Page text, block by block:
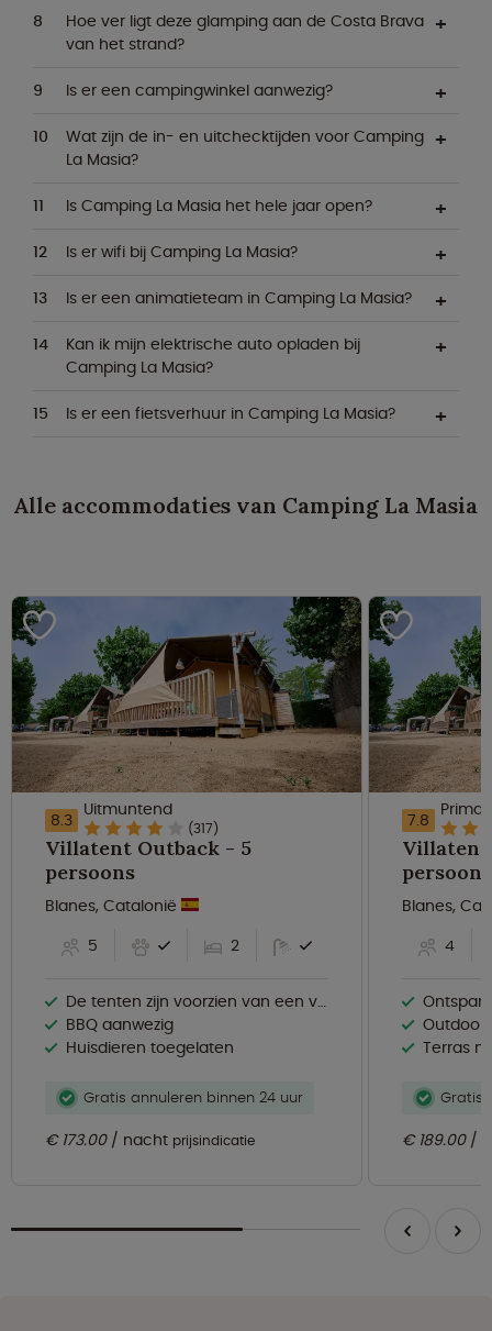
Hoe ver ligt deze glamping aan de Costa Brava
van het strand?
Is er een campingwinkel aanwezig?
Wat zijn de in- en uitchecktijden voor Camping
La Masia?
Is Camping La Masia het hele jaar open?
Is er wifi bij Camping La Masia?
Is er een animatieteam in Camping La Masia?
Kan ik mijn elektrische auto opladen bij
Camping La Masia?
Is er een fietsverhuur in Camping La Masia?
Alle accommodaties van Camping La Masia
8.3 Uitmuntend
(317)
Villatent Outback - 5
persoons
Blanes, Catalonië
5
2
De tenten zijn voorzien van een ventilator
BBQ aanwezig
Huisdieren toegelaten
Gratis annuleren binnen 24 uur
€ 173.00 nacht prijsindicatie
7.8 Prima
Villatent
persoons
Blanes,
4
Terras met
Gratis
€ 189.00